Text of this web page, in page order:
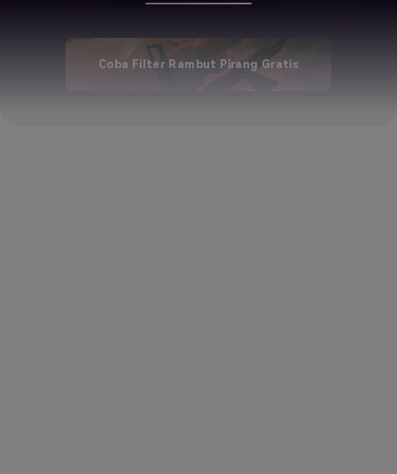
Coba Filter Rambut Pirang Gratis